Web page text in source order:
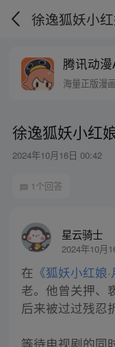
徐逸狐妖小
腾讯动
海量正版漫
徐逸狐妖小红
2024年10月16日 00:42
1个回答
星云骑士
2024年10月
在 《狐妖小红娘·
老。他曾关押、
后来被过过残忍
等待电视剧的同